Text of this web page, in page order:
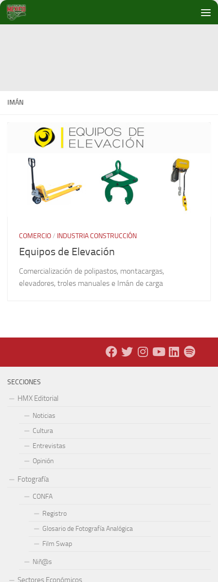
Debajo del contenido
IMÁN
COMERCIO/ INDUSTRIA CONSTRUCCIÓN
Equipos de Elevación
Comercialización de polipastos, montacargas,
elevadores, troles manuales e Imán de carga
SECCIONES
HMX Editorial
Noticias
Cultura
Entrevistas
Opinión
Fotografía
CONFA
Registro
Glosario de Fotografía Analógica
Film Swap
Niñ@s
Sectores Económicos